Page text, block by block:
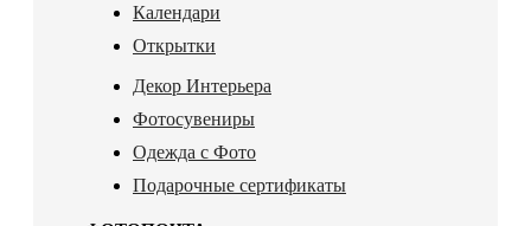
Календари
Открытки
Декор Интерьера
Фотосувениры
Одежда с Фото
Подарочные сертификаты